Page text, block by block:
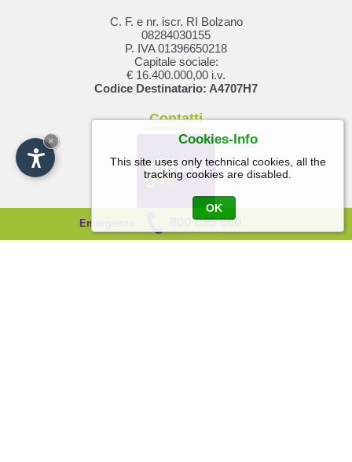
Emergenza 800 835 800
C. F. e nr. iscr. RI Bolzano
08284030155
P. IVA 01396650218
Capitale sociale:
€ 16.400.000,00 i.v.
Codice Destinatario: A4707H7
Contatti
T +39 0471 098 400
Cookies-Info
This site uses only technical cookies, all the
tracking cookies are disabled.
OK
×